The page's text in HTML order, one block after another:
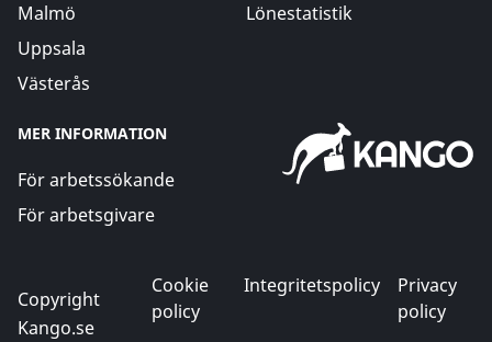
Malmö
Uppsala
Västerås
Lönestatistik
MER INFORMATION
För arbetssökande
För arbetsgivare
Copyright
Kango.se
Cookie
policy
Integritetspolicy
Privacy
policy